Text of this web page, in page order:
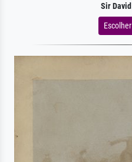
Sir